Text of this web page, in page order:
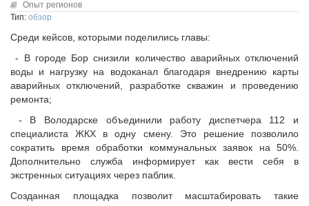
Конкурсы Совета
Вопрос-ответ
ОКМО
НАСЕЛЕНИЕ И МСУ
ТОС
Лучшие практики ТОС
Исполнительная дирекция
Ревизионная комиссия
Палаты Совета
Комитеты Совета
Правление Совета
Обработка персональных данных
Партнеры Совета
Полезные ссылки
Инвестиционные порталы муниципальных образований
Контактная информация
НОВОСТИ
Опыт регионов
Тип: обзор
Среди кейсов, которыми поделились главы:
- В городе Бор снизили количество аварийных отключений
воды и нагрузку на водоканал благодаря внедрению карты
аварийных отключений, разработке скважин и проведению
ремонта;
- В Володарске объединили работу диспетчера 112 и
специалиста ЖКХ в одну смену. Это решение позволило
сократить время обработки коммунальных заявок на 50%.
Дополнительно служба информирует как вести себя в
экстренных ситуациях через паблик.
Созданная площадка позволит масштабировать такие